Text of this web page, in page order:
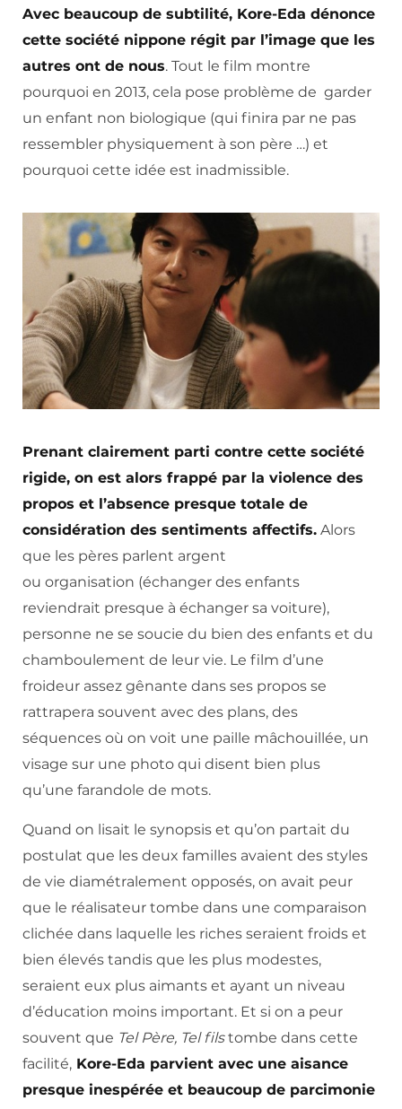
Avec beaucoup de subtilité, Kore-Eda dénonce
cette société nippone régit par l’image que les
autres ont de nous. Tout le film montre
pourquoi en 2013, cela pose problème de garder
un enfant non biologique (qui finira par ne pas
ressembler physiquement à son père …) et
pourquoi cette idée est inadmissible.
Prenant clairement parti contre cette société
rigide, on est alors frappé par la violence des
propos et l’absence presque totale de
considération des sentiments affectifs. Alors
que les pères parlent argent
ou organisation (échanger des enfants
reviendrait presque à échanger sa voiture),
personne ne se soucie du bien des enfants et du
chamboulement de leur vie. Le film d’une
froideur assez gênante dans ses propos se
rattrapera souvent avec des plans, des
séquences où on voit une paille mâchouillée, un
visage sur une photo qui disent bien plus
qu’une farandole de mots.
Quand on lisait le synopsis et qu’on partait du
postulat que les deux familles avaient des styles
de vie diamétralement opposés, on avait peur
que le réalisateur tombe dans une comparaison
clichée dans laquelle les riches seraient froids et
bien élevés tandis que les plus modestes,
seraient eux plus aimants et ayant un niveau
d’éducation moins important. Et si on a peur
souvent que Tel Père, Tel filstombe dans cette
facilité, Kore-Eda parvient avec une aisance
presque inespérée et beaucoup de parcimonie